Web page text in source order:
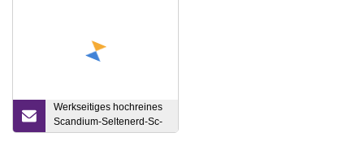
Werkseitiges hochreines
Scandium-Seltenerd-Sc-
Metall